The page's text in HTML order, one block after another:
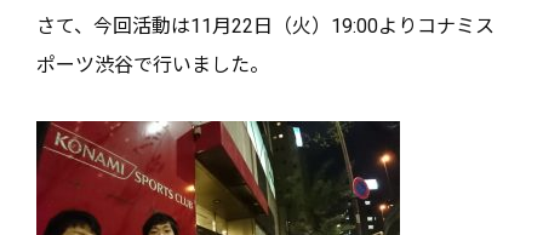
さて、今回活動は11月22日（火）19:00よりコナミス
ポーツ渋谷で行いました。